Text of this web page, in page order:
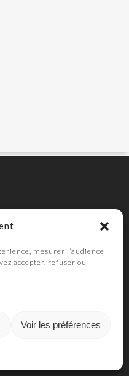
mesurer l’audience
accepter, refuser ou
Voir les préférences